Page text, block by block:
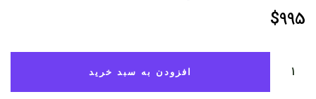
$995
افزودن به سبد خرید